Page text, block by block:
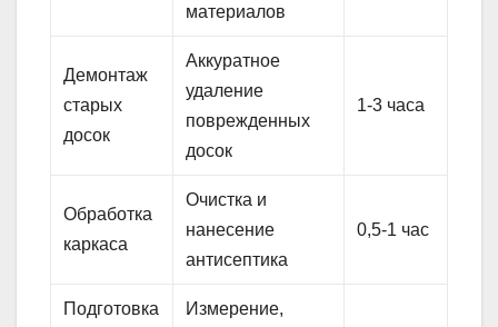
материалов
Демонтаж
старых
досок
Аккуратное
удаление
поврежденных
досок
1-3 часа
Обработка
каркаса
Очистка и
нанесение
антисептика
0,5-1 час
Подготовка
Измерение,